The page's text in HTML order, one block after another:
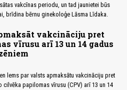
vakcīnas periodu, un tad jaunietei būs
brīdina bērnu ginekoloģe Lāsma Līdaka.
vakcināciju pret
vīrusu arī 13 un 14 gadus
lems par valsts apmaksātu vakcināciju pret
cilvēka papilomas vīrusu (CPV) arī 13 un 14